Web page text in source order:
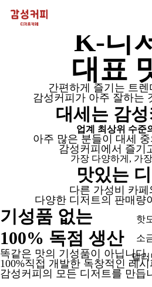
K-디
대표
간편하게 즐기는 트
감성커피가 아주 잘하는
대세는 감
업계 최상위 수준
아주 많은 분들이 대세 중
감성커피에서 즐기
가장 다양하게, 가
맛있는
다른 가성비 카페
다양한 디저트의 판매량
핫
소
델리
기성품 없는
100% 독점 생산
똑같은 맛의 기성품이 아닙니다.
100%직접 개발한 독창적인 레시
감성커피의 모든 디저트를 만듭